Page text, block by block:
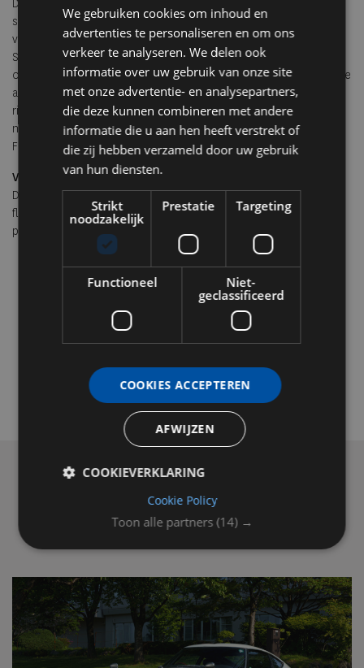
De collectie bestaat uit zes elegante modellen – van veelzijdige
shoppers en clutches tot laptopvriendelijke werktassen – elk
verkrijgbaar in vijf betekenisvolle kleuren zoals Sunrise (geel),
Sunset (koraal) en Moonlight (turquoise). De tassen zijn
ontworpen met aandacht voor detail: fluorescerende stiksels, luxe
afwerkingen en verwisselbare draagopties, waaronder lederen
riemen en metalen kettingen. Elk stuk is het resultaat van
nauwgezet handwerk in een gerenommeerd familieatelier nabij
Florence, dat ook voor grote modehuizen produceert.
Verkooppunten:
De tassen van Britt Van Driessche zijn exclusief verkrijgbaar in de
flagshipstore in de Koninginnegalerij in Brussel en via
privéshowrooms in Knokke en Vlamertinge (Ieper), op afspraak.
LEES OOK
We gebruiken cookies om inhoud en
advertenties te personaliseren en om ons
verkeer te analyseren. We delen ook
informatie over uw gebruik van onze site
met onze advertentie- en analysepartners,
die deze kunnen combineren met andere
informatie die u aan hen heeft verstrekt of
die zij hebben verzameld door uw gebruik
van hun diensten.
Toon alle partners (14) →
Strikt
noodzakelijk
Prestatie Targeting
Functioneel
Niet-
geclassificeerd
COOKIES ACCEPTEREN
AFWIJZEN
COOKIEVERKLARING
Cookie Policy